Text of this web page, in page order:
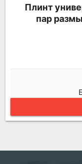
Плинт
пар